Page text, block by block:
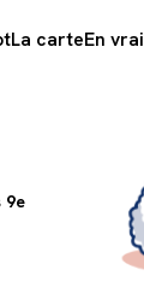
La carteEn vrai
9e